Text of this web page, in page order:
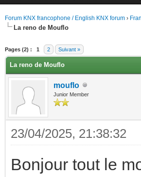
Forum KNX francophone / English KNX forum ›
La reno de Mouflo
Pages (2) : 1 2 Suivant »
La reno de Mouflo
mouflo
Junior Member
23/04/2025, 21:38:32
Bonjour tout le